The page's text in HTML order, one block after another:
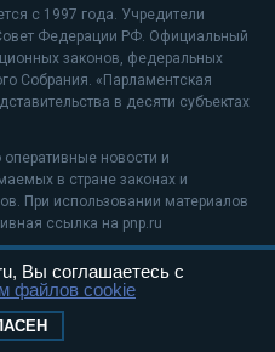
с 1997 года. Учредители
Федерации РФ. Официальный
законов, федеральных
Собрания. «Парламентская
в десяти субъектах
оперативные новости и
в стране законах и
При использовании материалов
ссылка на pnp.ru
рекомендательные
данных
Вы соглашаетесь с
файлов cookie